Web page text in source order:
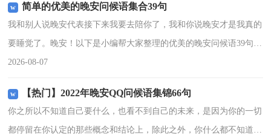
简单的优美的晚安问候语集合39句
我和别人说晚安代表接下来我要去陪你了，我和你说晚安才是我真的
要睡觉了。晚安！以下是小编帮大家整理的优美的晚安问候语39句,
欢迎大家分享。1、我在此用"真正"二字，因为我认为坠入情网那种
2026-08-07
【热门】2022年晚安QQ问候语集锦66句
你之所以不知道自己要什么，也看不到自己的未来，是因为你的一切
都停留在你认定的那些概念和结论上，除此之外，你什么都不知道。